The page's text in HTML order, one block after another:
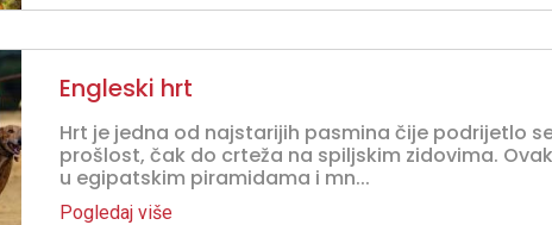
Engleski hrt
Hrt je jedna od najstarijih pasmina čije podrijetlo
prošlost, čak do crteža na spiljskim zidovima.
u egipatskim piramidama i mn...
Pogledaj više